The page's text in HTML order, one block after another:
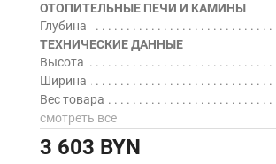
ОТОПИТЕЛЬНЫЕ ПЕЧИ И КАМИНЫ
Глубина
ТЕХНИЧЕСКИЕ ДАННЫЕ
Высота
Ширина
Вес товара
смотреть все
3 603 BYN